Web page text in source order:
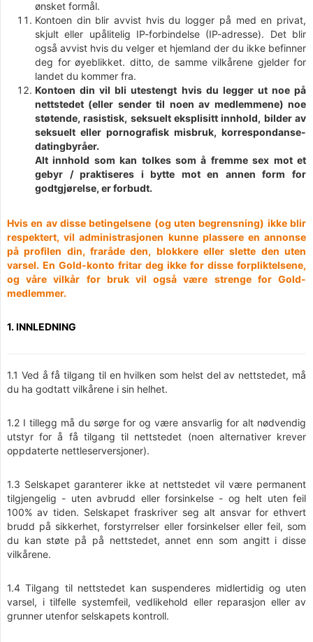
ønsket formål.
Kontoen din blir avvist hvis du logger på med en privat,
skjult eller upålitelig IP-forbindelse (IP-adresse). Det blir
også avvist hvis du velger et hjemland der du ikke befinner
deg for øyeblikket. ditto, de samme vilkårene gjelder for
landet du kommer fra.
Kontoen din vil bli utestengt hvis du legger ut noe på
nettstedet (eller sender til noen av medlemmene) noe
støtende, rasistisk, seksuelt eksplisitt innhold, bilder av
seksuelt eller pornografisk misbruk, korrespondanse-
datingbyråer.
Alt innhold som kan tolkes som å fremme sex mot et
gebyr / praktiseres i bytte mot en annen form for
godtgjørelse, er forbudt.
Hvis en av disse betingelsene (og uten begrensning) ikke blir
respektert, vil administrasjonen kunne plassere en annonse
på profilen din, fraråde den, blokkere eller slette den uten
varsel. En Gold-konto fritar deg ikke for disse forpliktelsene,
og våre vilkår for bruk vil også være strenge for Gold-
medlemmer.
1. INNLEDNING
1.1 Ved å få tilgang til en hvilken som helst del av nettstedet, må
du ha godtatt vilkårene i sin helhet.
1.2 I tillegg må du sørge for og være ansvarlig for alt nødvendig
utstyr for å få tilgang til nettstedet (noen alternativer krever
oppdaterte nettleserversjoner).
1.3 Selskapet garanterer ikke at nettstedet vil være permanent
tilgjengelig - uten avbrudd eller forsinkelse - og helt uten feil
100% av tiden. Selskapet fraskriver seg alt ansvar for ethvert
brudd på sikkerhet, forstyrrelser eller forsinkelser eller feil, som
du kan støte på på nettstedet, annet enn som angitt i disse
vilkårene.
1.4 Tilgang til nettstedet kan suspenderes midlertidig og uten
varsel, i tilfelle systemfeil, vedlikehold eller reparasjon eller av
grunner utenfor selskapets kontroll.